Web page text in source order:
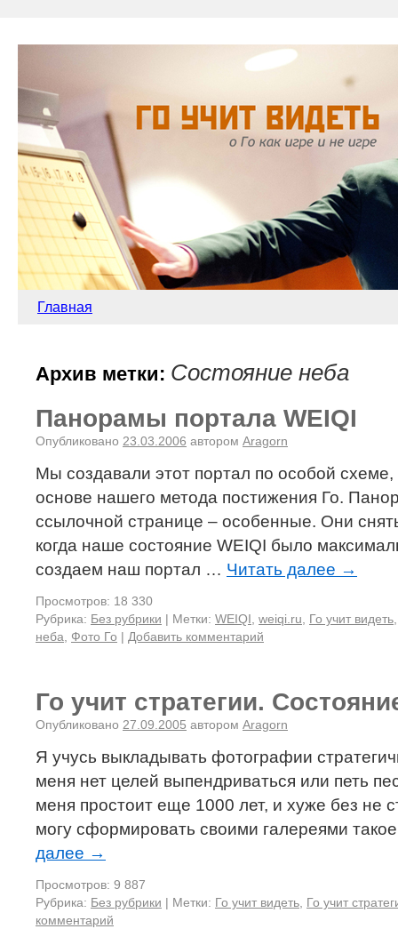
Главная
Архив метки: Состояние неба
Панорамы портала WEIQI
Опубликовано 23.03.2006 автором Aragorn
Мы создавали этот портал по особой
основе нашего метода постижения Го.
ссылочной странице – особенные. Они
когда наше состояние WEIQI было
создаем наш портал … Читать далее →
Просмотров: 18 330
Рубрика: Без рубрики | Метки: WEIQI weiqi.ru Го учит видеть
неба
Фото Го | Добавить комментарий
Го учит стратегии.
Опубликовано 27.09.2005 автором Aragorn
Я учусь выкладывать фотографии
меня нет целей выпендриваться или петь
меня простоит еще 1000 лет, и хуже без не
могу сформировать своими галереями
далее →
Просмотров: 9 887
Рубрика: Без рубрики | Метки: Го учит видеть Го учит
комментарий